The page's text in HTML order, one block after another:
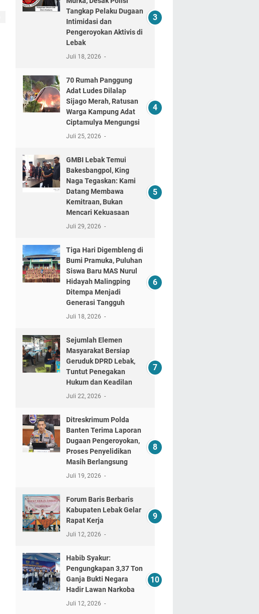
Tangkap Pelaku Dugaan
Intimidasi dan
Pengeroyokan Aktivis di
Lebak
Juli 18, 2026
70 Rumah Panggung
Adat Ludes Dilalap
Sijago Merah, Ratusan
Warga Kampung Adat
Ciptamulya Mengungsi
Juli 25, 2026
GMBI Lebak Temui
Bakesbangpol, King
Naga Tegaskan: Kami
Datang Membawa
Kemitraan, Bukan
Mencari Kekuasaan
Juli 29, 2026
Tiga Hari Digembleng di
Bumi Pramuka, Puluhan
Siswa Baru MAS Nurul
Hidayah Malingping
Ditempa Menjadi
Generasi Tangguh
Juli 18, 2026
Sejumlah Elemen
Masyarakat Bersiap
Geruduk DPRD Lebak,
Tuntut Penegakan
Hukum dan Keadilan
Juli 22, 2026
Ditreskrimum Polda
Banten Terima Laporan
Dugaan Pengeroyokan,
Proses Penyelidikan
Masih Berlangsung
Juli 19, 2026
Forum Baris Berbaris
Kabupaten Lebak Gelar
Rapat Kerja
Juli 12, 2026
​Habib Syakur:
Pengungkapan 3,37 Ton
Ganja Bukti Negara
Hadir Lawan Narkoba
Juli 12, 2026